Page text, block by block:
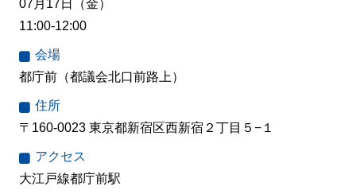
07月17日（金）
11:00-12:00
会場
都庁前（都議会北口前路上）
住所
〒160-0023 東京都新宿区西新宿２丁目５−１
アクセス
大江戸線都庁前駅